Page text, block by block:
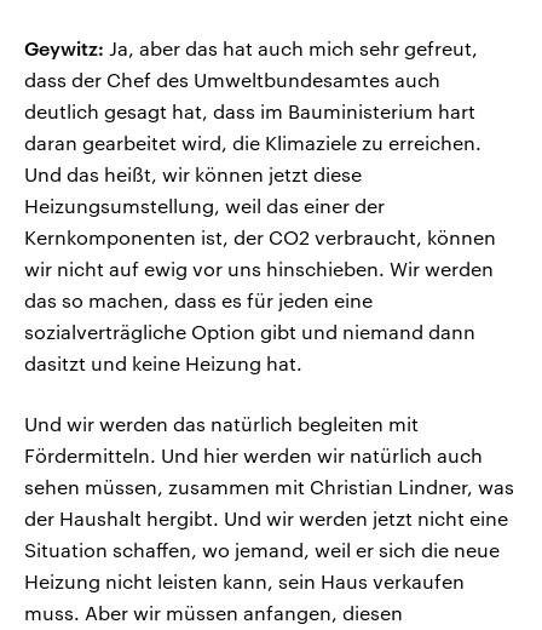
Geywitz: Ja, aber das hat auch mich sehr gefreut,
dass der Chef des Umweltbundesamtes auch
deutlich gesagt hat, dass im Bauministerium hart
daran gearbeitet wird, die Klimaziele zu erreichen.
Und das heißt, wir können jetzt diese
Heizungsumstellung, weil das einer der
Kernkomponenten ist, der CO2 verbraucht, können
wir nicht auf ewig vor uns hinschieben. Wir werden
das so machen, dass es für jeden eine
sozialverträgliche Option gibt und niemand dann
dasitzt und keine Heizung hat.
Und wir werden das natürlich begleiten mit
Fördermitteln. Und hier werden wir natürlich auch
sehen müssen, zusammen mit Christian Lindner, was
der Haushalt hergibt. Und wir werden jetzt nicht eine
Situation schaffen, wo jemand, weil er sich die neue
Heizung nicht leisten kann, sein Haus verkaufen
muss. Aber wir müssen anfangen, diesen